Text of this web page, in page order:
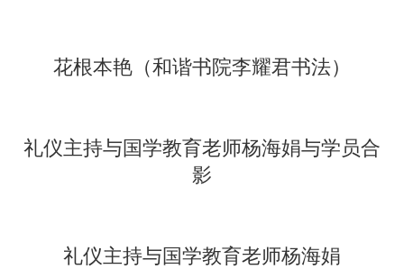
花根本艳（和谐书院李耀君书法）
礼仪主持与国学教育老师杨海娟与学员合
影
礼仪主持与国学教育老师杨海娟